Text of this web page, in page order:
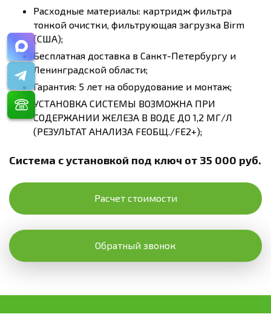
Расходные материалы: картридж фильтра
тонкой очистки, фильтрующая загрузка Birm
(США);
Бесплатная доставка в Санкт-Петербургу и
Ленинградской области;
Гарантия: 5 лет на оборудование и монтаж;
УСТАНОВКА СИСТЕМЫ ВОЗМОЖНА ПРИ
СОДЕРЖАНИИ ЖЕЛЕЗА В ВОДЕ ДО 1,2 МГ/Л
(РЕЗУЛЬТАТ АНАЛИЗА FEОБЩ./FE2+);
Система с установкой под ключ от 35 000 руб.
Расчет стоимости
Обратный звонок